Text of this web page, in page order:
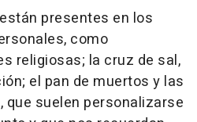
presentes en los
como
religiosas; la cruz de sal,
el pan de muertos y las
suelen personalizarse